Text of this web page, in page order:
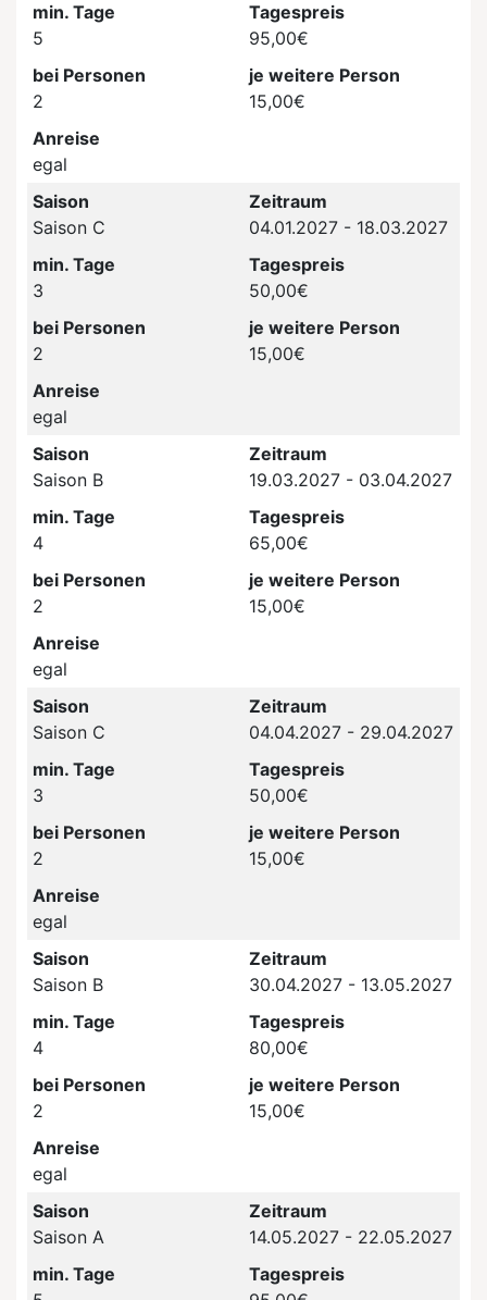
min. Tage
5
Tagespreis
95,00€
bei Personen
2
je weitere Person
15,00€
Anreise
egal
Saison
Saison C
Zeitraum
04.01.2027 - 18.03.2027
min. Tage
3
Tagespreis
50,00€
bei Personen
2
je weitere Person
15,00€
Anreise
egal
Saison
Saison B
Zeitraum
19.03.2027 - 03.04.2027
min. Tage
4
Tagespreis
65,00€
bei Personen
2
je weitere Person
15,00€
Anreise
egal
Saison
Saison C
Zeitraum
04.04.2027 - 29.04.2027
min. Tage
3
Tagespreis
50,00€
bei Personen
2
je weitere Person
15,00€
Anreise
egal
Saison
Saison B
Zeitraum
30.04.2027 - 13.05.2027
min. Tage
4
Tagespreis
80,00€
bei Personen
2
je weitere Person
15,00€
Anreise
egal
Saison
Saison A
Zeitraum
14.05.2027 - 22.05.2027
min. Tage
Tagespreis